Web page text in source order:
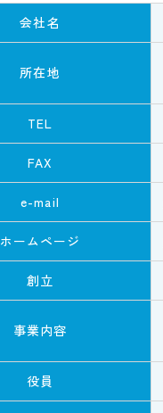
会社名
所在地
TEL
FAX
e-mail
ホームページ
創立
事業内容
役員